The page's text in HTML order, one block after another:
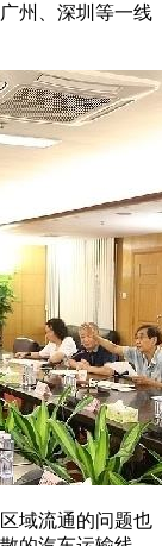
州、深圳等一线
域流通的问题也